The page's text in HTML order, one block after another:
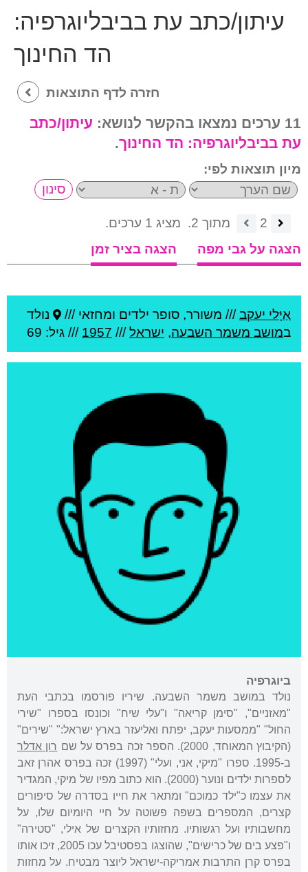
עיתון/כתב עת בביבליוגרפיה:
הד החינוך
חזרה לדף התוצאות
11 ערכים נמצאו בהקשר לנושא:
עיתון/כתב
עת בביבליוגרפיה: הד החינוך.
מיון תוצאות לפי:
2 מתוך 2.
מציג 1 ערכים.
הצגה על גבי מפה
הצגה בציר זמן
אַיָּלי יעקב/// משורר, סופר ילדים ומחזאי ///
נולד
במושב משמר השבעה, ישראל///
1957 /// גיל: 69
ביוגרפיה
נולד במושב משמר השבעה. שיריו פורסמו בכתבי העת
"מאזניים", "סימן קריאה" ו"עלי שיח" וכונסו בספרו "שירי
החול" "ממסעות יעקב, יפתח ואליעזר בארץ ישראל:" "שירים"
(הקיבוץ המאוחד, 2000). הספר זכה בפרס על שם
רון אדלר
ב-1995. ספרו "מיקי, אני, ועלי" (1997) זכה בפרס אהרן זאב
לספרות ילדים ונוער (2000). הוא כתוב מפיו של מיקי, המגדיר
את עצמו כ"ילד כמוכם" ומתאר את חייו בסדרה של סיפורים
קצרים, המספרים בשפה פשוטה על חיי היומיום שלו, על
מחשבותיו ועל רגשותיו. מחזותיו הקצרים של אילי, "סטירה"
ו"פצע בים של כרישים", שהוצגו בפסטיבל עכו 2005, זיכו אותו
בפרס קרן התרבות אמריקה-ישראל ליוצר מבטיח. על מחזות